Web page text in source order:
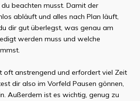
beachten musst. Damit der
abläuft und alles nach Plan läuft,
dir gut überlegst, was genau am
werden muss und welche
oft anstrengend und erfordert viel Zeit
dir also im Vorfeld Pausen gönnen,
Außerdem ist es wichtig, genug zu